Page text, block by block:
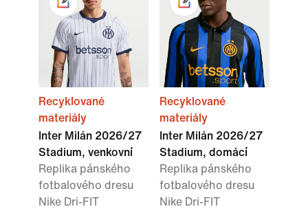
Recyklované
materiály
Inter Milán 2026/27
Stadium, venkovní
Replika pánského
fotbalového dresu
Nike Dri-FIT
Recyklované
materiály
Inter Milán 2026/27
Stadium, domácí
Replika pánského
fotbalového dresu
Nike Dri-FIT